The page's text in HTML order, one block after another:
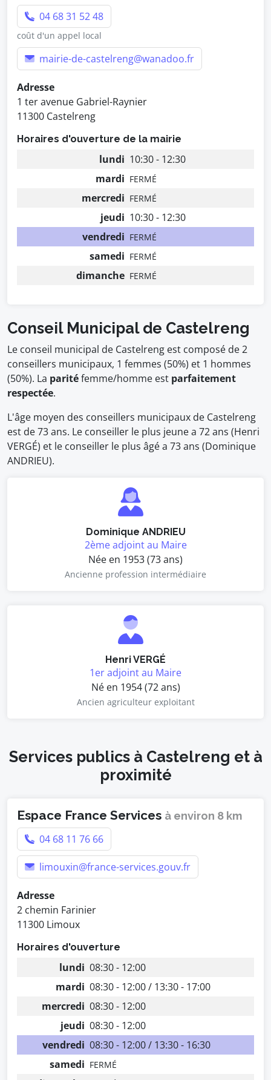
04 68 31 52 48
coût d'un appel local
mairie-de-castelreng@wanadoo.fr
Adresse
1 ter avenue Gabriel-Raynier
11300 Castelreng
Horaires d'ouverture de la mairie
lundi 10:30 - 12:30
mardi FERMÉ
mercredi FERMÉ
jeudi 10:30 - 12:30
vendredi FERMÉ
samedi FERMÉ
dimanche FERMÉ
Conseil Municipal de Castelreng
Le conseil municipal de Castelreng est composé de 2
conseillers municipaux, 1 femmes (50%) et 1 hommes
(50%). La paritéfemme/homme est parfaitement
respectée.
L'âge moyen des conseillers municipaux de Castelreng
est de 73 ans. Le conseiller le plus jeune a 72 ans (Henri
VERGÉ) et le conseiller le plus âgé a 73 ans (Dominique
ANDRIEU).
Dominique ANDRIEU
2ème adjoint au Maire
Née en 1953 (73 ans)
Ancienne profession intermédiaire
Henri VERGÉ
1er adjoint au Maire
Né en 1954 (72 ans)
Ancien agriculteur exploitant
Services publics à Castelreng et à
proximité
Espace France Services à environ 8 km
04 68 11 76 66
limouxin@france-services.gouv.fr
Adresse
2 chemin Farinier
11300 Limoux
Horaires d'ouverture
lundi 08:30 - 12:00
mardi 08:30 - 12:00 / 13:30 - 17:00
mercredi 08:30 - 12:00
jeudi 08:30 - 12:00
vendredi 08:30 - 12:00 / 13:30 - 16:30
samedi FERMÉ